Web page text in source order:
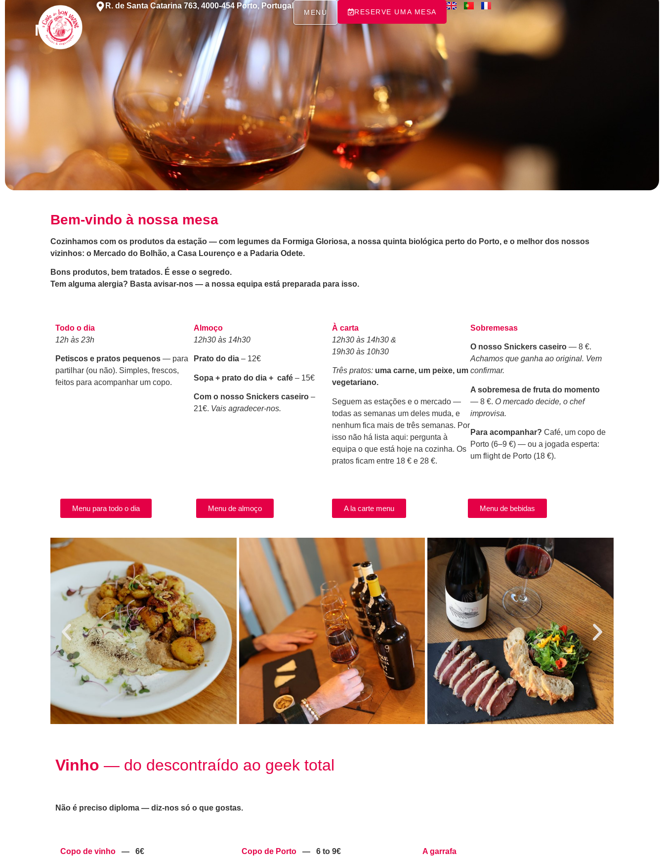
R. de Santa Catarina 763, 4000-454 Porto, Portugal
MENU RESERVE UMA MESA
Menu
Bem-vindo à nossa mesa
Cozinhamos com os produtos da estação — com legumes da Formiga Gloriosa, a nossa quinta biológica perto do Porto, e o melhor dos nossos
vizinhos: o Mercado do Bolhão, a Casa Lourenço e a Padaria Odete.
Bons produtos, bem tratados. É esse o segredo.
Tem alguma alergia? Basta avisar-nos — a nossa equipa está preparada para isso.
Todo o dia
12h às 23h
Petiscos e pratos pequenos — para
partilhar (ou não). Simples, frescos,
feitos para acompanhar um copo.
Almoço
12h30 às 14h30
Prato do dia – 12€
Sopa + prato do dia + café – 15€
Com o nosso Snickers caseiro –
21€. Vais agradecer-nos.
À carta
12h30 às 14h30 &
19h30 às 10h30
Três pratos: uma carne, um peixe, um
vegetariano.
Seguem as estações e o mercado —
todas as semanas um deles muda, e
nenhum fica mais de três semanas. Por
isso não há lista aqui: pergunta à
equipa o que está hoje na cozinha. Os
pratos ficam entre 18 € e 28 €.
Sobremesas
O nosso Snickers caseiro — 8 €.
Achamos que ganha ao original. Vem
confirmar.
A sobremesa de fruta do momento
— 8 €. O mercado decide, o chef
improvisa.
Para acompanhar? Café, um copo de
Porto (6–9 €) — ou a jogada esperta:
um flight de Porto (18 €).
Menu para todo o dia Menu de almoço A la carte menu Menu de bebidas
Vinho — do descontraído ao geek total
Não é preciso diploma — diz-nos só o que gostas.
Copo de vinho —
6€
Copo de Porto — 6 to 9€
A garrafa